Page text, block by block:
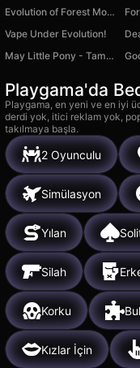
Evolution of Forest Monsters
Vape Under Evolution!
May Little Pony - Tamagotchi Pinkie Pie
Playgama'da
Playgama, en yeni ve en iyi
derdi yok, itici reklam yok,
takılmaya başla.
2 Oyunculu
Simülasyon
Yılan
Silah
Korku
Kızlar İçin